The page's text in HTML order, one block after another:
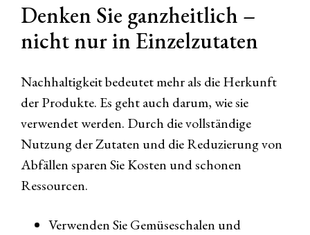
Denken Sie ganzheitlich –
nicht nur in Einzelzutaten
Nachhaltigkeit bedeutet mehr als die Herkunft
der Produkte. Es geht auch darum, wie sie
verwendet werden. Durch die vollständige
Nutzung der Zutaten und die Reduzierung von
Abfällen sparen Sie Kosten und schonen
Ressourcen.
Verwenden Sie Gemüseschalen und